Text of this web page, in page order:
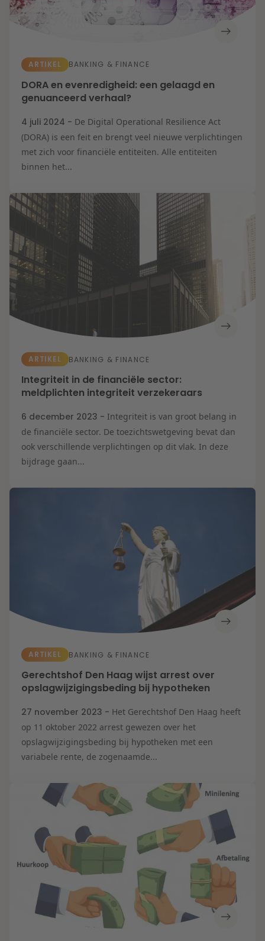
ARTIKEL BANKING & FINANCE
DORA en evenredigheid: een gelaagd en
genuanceerd verhaal?
4 juli 2024 - De Digital Operational Resilience Act
(DORA) is een feit en brengt veel nieuwe verplichtingen
met zich voor financiële entiteiten. Alle entiteiten
binnen het...
ARTIKEL BANKING & FINANCE
Integriteit in de financiële sector:
meldplichten integriteit verzekeraars
6 december 2023 - Integriteit is van groot belang in
de financiële sector. De toezichtswetgeving bevat dan
ook verschillende verplichtingen op dit vlak. In deze
bijdrage gaan...
ARTIKEL BANKING & FINANCE
Gerechtshof Den Haag wijst arrest over
opslagwijzigingsbeding bij hypotheken
27 november 2023 - Het Gerechtshof Den Haag heeft
op 11 oktober 2022 arrest gewezen over het
opslagwijzigingsbeding bij hypotheken met een
variabele rente, de zogenaamde...